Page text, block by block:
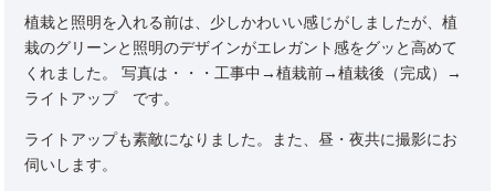
植栽と照明を入れる前は、少しかわいい感じがしましたが、植
栽のグリーンと照明のデザインがエレガント感をグッと高めて
くれました。 写真は・・・工事中→植栽前→植栽後（完成）→
ライトアップ です。
ライトアップも素敵になりました。また、昼・夜共に撮影にお
伺いします。